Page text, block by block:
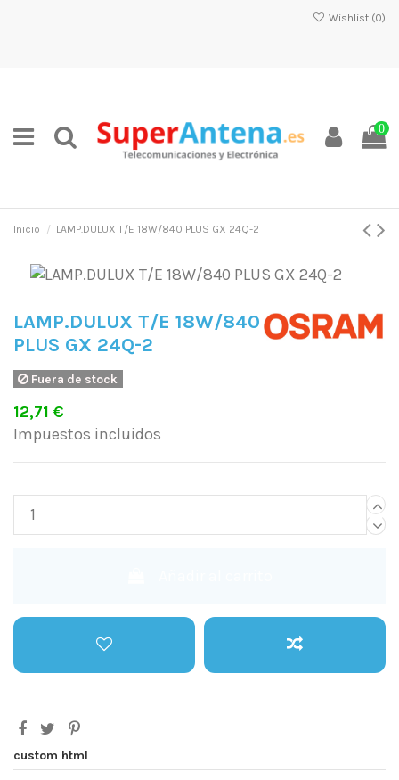
Wishlist (0)
0
Inicio LAMP.DULUX T/E 18W/840 PLUS GX 24Q-2
LAMP.DULUX T/E 18W/840
PLUS GX 24Q-2
Fuera de stock
12,71 €
Impuestos incluidos
custom html